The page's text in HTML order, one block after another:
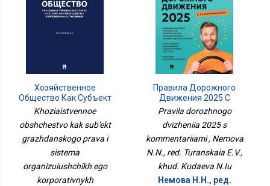
Хозяйственное
Общество Как Субъект
Гражданского Права И
Его Корпоративных
Отношений.
Монография.-
М.:Проспект,2025.
248046
Khoziaistvennoe
obshchestvo kak sub'ekt
grazhdanskogo prava i
sistema
organizuiushchikh ego
korporativnykh
Правила Дорожного
Движения 2025 С
Комментариями
Pravila dorozhnogo
dvizheniia 2025 s
kommentariiami , Nemova
N.N., red. Turanskaia E.V.,
khud. Kudaeva N.Iu
Немова Н.Н., ред.